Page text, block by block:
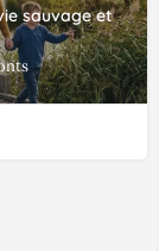
sauvage et